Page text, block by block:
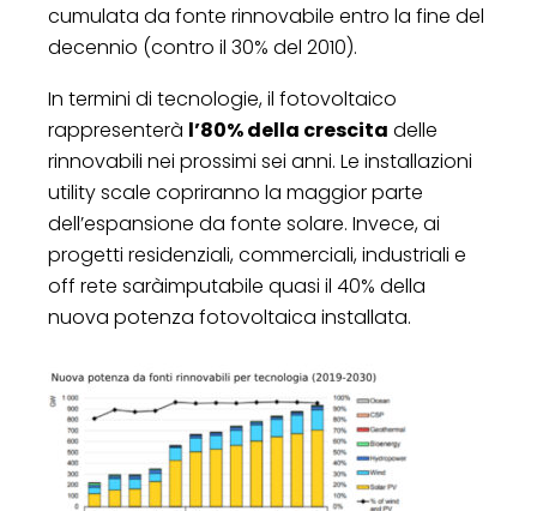
cumulata da fonte rinnovabile entro la fine del
decennio (contro il 30% del 2010).
In termini di tecnologie, il fotovoltaico
rappresenterà l’80% della crescita delle
rinnovabili nei prossimi sei anni. Le installazioni
utility scale copriranno la maggior parte
dell’espansione da fonte solare. Invece, ai
progetti residenziali, commerciali, industriali e
off rete saràimputabile quasi il 40% della
nuova potenza fotovoltaica installata.